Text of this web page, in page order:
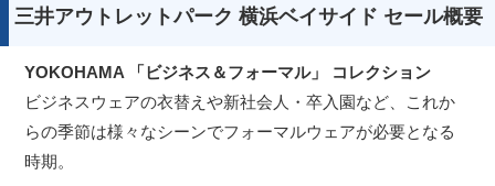
三井アウトレットパーク 横浜ベイサイド セール概要
YOKOHAMA 「ビジネス＆フォーマル」 コレクション
ビジネスウェアの衣替えや新社会人・卒入園など、これか
らの季節は様々なシーンでフォーマルウェアが必要となる
時期。